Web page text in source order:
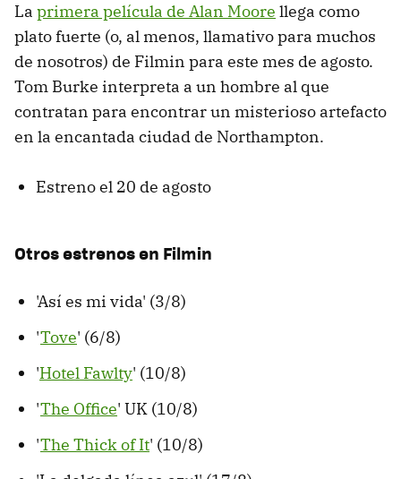
La primera película de Alan Moore llega como
plato fuerte (o, al menos, llamativo para muchos
de nosotros) de Filmin para este mes de agosto.
Tom Burke interpreta a un hombre al que
contratan para encontrar un misterioso artefacto
en la encantada ciudad de Northampton.
Estreno el 20 de agosto
Otros estrenos en Filmin
'Así es mi vida' (3/8)
'Tove' (6/8)
'Hotel Fawlty' (10/8)
'The Office' UK (10/8)
'The Thick of It' (10/8)